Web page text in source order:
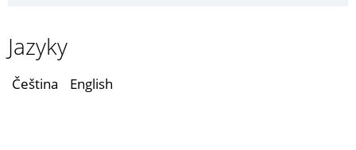
Jazyky
Čeština English